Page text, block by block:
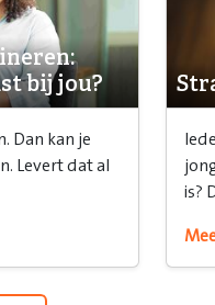
bij jou?
Dan kan je
Levert dat al
is?